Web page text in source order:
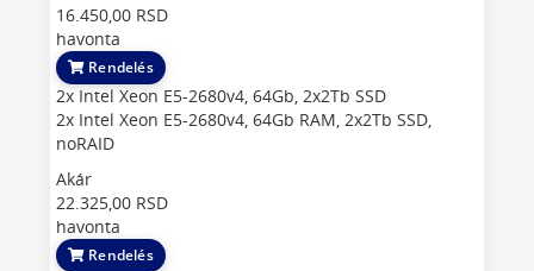
16.450,00 RSD
havonta
Rendelés
2x Intel Xeon E5-2680v4, 64Gb, 2x2Tb SSD
2x Intel Xeon E5-2680v4, 64Gb RAM, 2x2Tb SSD,
noRAID
Akár
22.325,00 RSD
havonta
Rendelés